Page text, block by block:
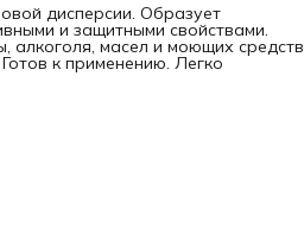
дисперсии. Образует
и защитными свойствами.
алкоголя, масел и моющих средств.
к применению. Легко